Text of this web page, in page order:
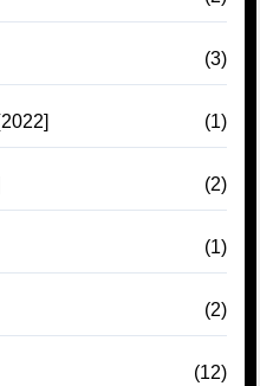
(3)
(1)
(2)
(1)
(2)
(12)